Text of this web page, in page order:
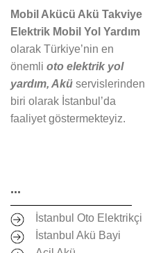
Mobil Akücü Akü Takviye
Elektrik Mobil Yol Yardım
olarak Türkiye’nin en
önemli oto elektrik yol
yardım, Akü servislerinden
biri olarak İstanbul’da
faaliyet göstermekteyiz.
...
İstanbul Oto Elektrikçi
İstanbul Akü Bayi